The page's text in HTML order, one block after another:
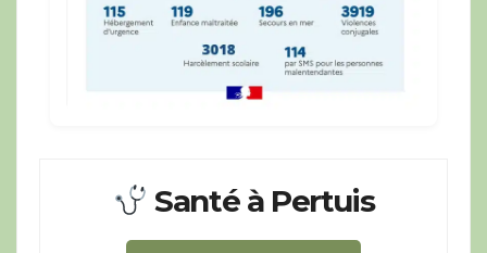
Santé à Pertuis